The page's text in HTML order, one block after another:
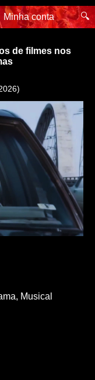
Minha conta 🔍
de filmes nos
, Musical